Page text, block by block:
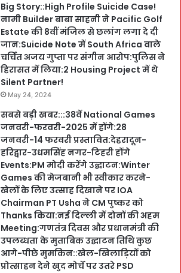
Big Story::High Profile Suicide Case!
नामी Builder बाबा साहनी ने Pacific Golf
Estate की 8वीं मंजिल से छलांग लगा दे दी
जान:Suicide Note में South Africa वाले
चर्चित अजय गुप्ता पर संगीन आरोप:पुलिस ने
हिरासत में लिया:2 Housing Project में थे
Silent Partner!
May 24, 2024
सबसे बड़ी खबर:::38वें National Games
जनवरी-फरवरी-2025 में होंगे:28
जनवरी-14 फरवरी प्रस्तावित:देहरादून-
हरिद्वार-उधमसिंह नगर-टिहरी होंगे
Events:PM मोदी करेंगे उद्घाटन:Winter
Games की मेजबानी भी स्वीकार करने-
खेलों के लिए उत्साह दिखाने पर IOA
Chairman PT Usha ने CM पुष्कर को
Thanks किया:नई दिल्ली में दोनों की अहम
Meeting:गणतंत्र दिवस और प्रधानमंत्री की
उपलब्धता के मुताबिक उद्घाटन तिथि कुछ
आगे-पीछे मुमकिन::खेल-खिलाड़ियों को
प्रोत्साहन देने खुद मोर्चे पर उतरे PSD